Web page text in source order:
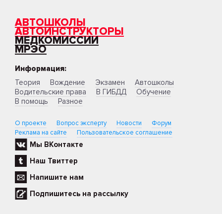
АВТОШКОЛЫ
АВТОИНСТРУКТОРЫ
МЕДКОМИССИИ
МРЭО
Информация:
Теория
Вождение Экзамен
Автошколы
Водительские права
В ГИБДД
Обучение
В помощь
Разное
О проекте Вопрос эксперту Новости
Форум
Реклама на сайте
Пользовательское соглашение
Мы ВКонтакте
Наш Твиттер
Напишите нам
Подпишитесь на рассылку